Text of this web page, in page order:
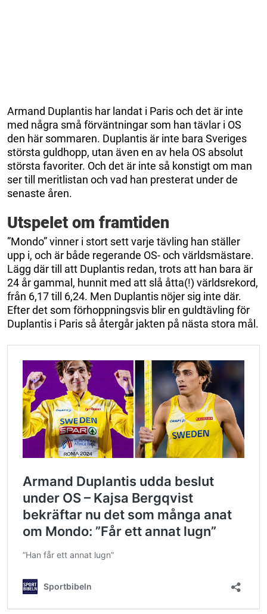
Armand Duplantis har landat i Paris och det är inte
med några små förväntningar som han tävlar i OS
den här sommaren. Duplantis är inte bara Sveriges
största guldhopp, utan även en av hela OS absolut
största favoriter. Och det är inte så konstigt om man
ser till meritlistan och vad han presterat under de
senaste åren.
Utspelet om framtiden
”Mondo” vinner i stort sett varje tävling han ställer
upp i, och är både regerande OS- och världsmästare.
Lägg där till att Duplantis redan, trots att han bara är
24 år gammal, hunnit med att slå åtta(!) världsrekord,
från 6,17 till 6,24. Men Duplantis nöjer sig inte där.
Efter det som förhoppningsvis blir en guldtävling för
Duplantis i Paris så återgår jakten på nästa stora mål.